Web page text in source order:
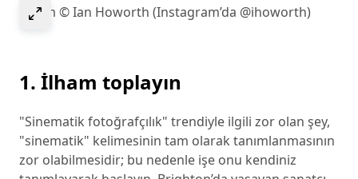
Select to expand image
Resim © Ian Howorth (Instagram’da @ihoworth)
1. İlham toplayın
"Sinematik fotoğrafçılık" trendiyle ilgili zor olan şey,
"sinematik" kelimesinin tam olarak tanımlanmasının
zor olabilmesidir; bu nedenle işe onu kendiniz